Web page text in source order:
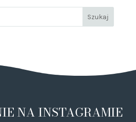
NA INSTAGRAMIE